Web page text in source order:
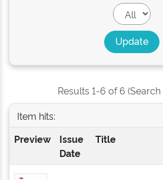
Results 1-6 of 6
Item hits:
Preview
Issue
Date
Title